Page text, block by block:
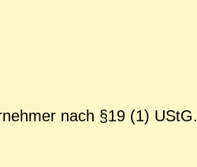
nach §19 (1) UStG.